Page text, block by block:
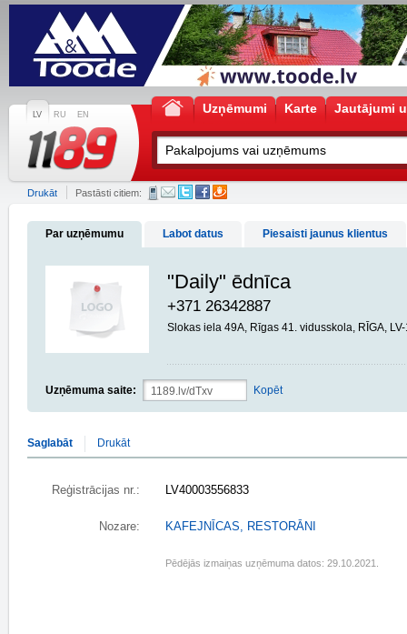
LV RU EN Uzņēmumi Karte Jautājumi
Drukāt Pastāsti citiem:
Par uzņēmumu Labot datus Piesaisti jaunus klientus
"Daily" ēdnīca
+371 26342887
Slokas iela 49A, Rīgas 41. vidusskola, RĪGA,
Uzņēmuma saite: Kopēt
Saglabāt Drukāt
Reģistrācijas nr.: LV40003556833
Nozare: KAFEJNĪCAS, RESTORĀNI
Pēdējās izmaiņas uzņēmuma datos: 29.10.2021.